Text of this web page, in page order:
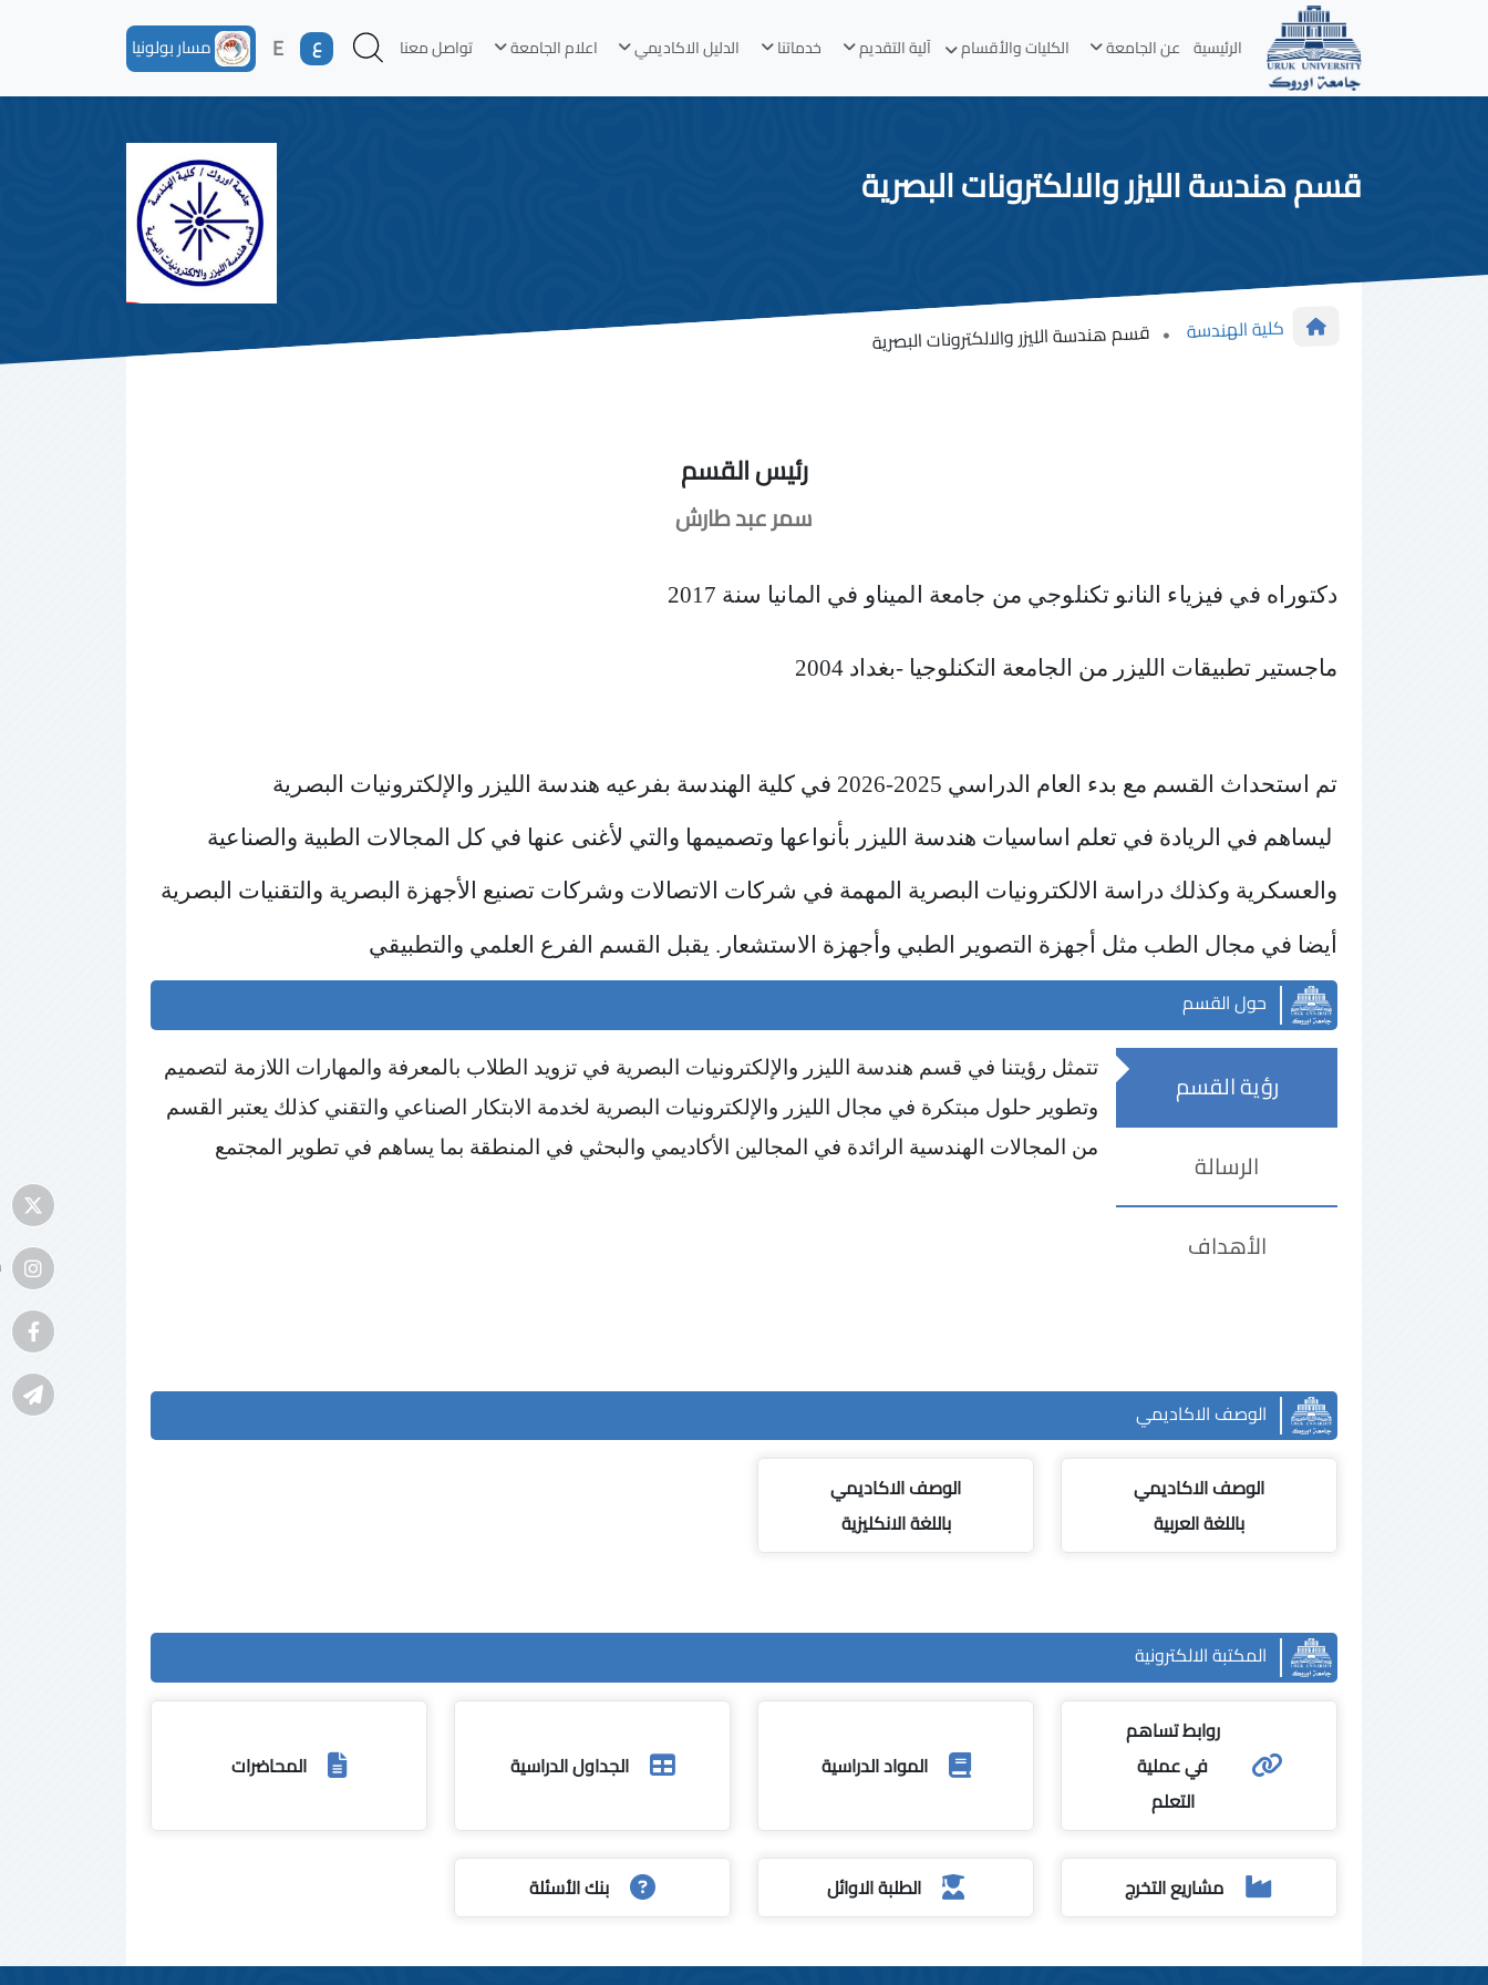
الرئيسية عن الجامعة الكليات والأقسام آلية التقديم خدماتنا الدليل الاكاديمي اعلام الجامعة تواصل معنا ع E مسار بولونيا
قسم هندسة الليزر والالكترونات البصرية
كلية الهندسة قسم هندسة الليزر والالكترونات البصرية
رئيس القسم
سمر عبد طارش
دكتوراه في فيزياء النانو تكنلوجي من جامعة الميناو في المانيا سنة 2017
ماجستير تطبيقات الليزر من الجامعة التكنلوجيا -بغداد 2004
تم استحداث القسم مع بدء العام الدراسي 2025-2026 في كلية الهندسة بفرعيه هندسة الليزر والإلكترونيات البصرية
ليساهم في الريادة في تعلم اساسيات هندسة الليزر بأنواعها وتصميمها والتي لأغنى عنها في كل المجالات الطبية والصناعية
والعسكرية وكذلك دراسة الالكترونيات البصرية المهمة في شركات الاتصالات وشركات تصنيع الأجهزة البصرية والتقنيات البصرية
أيضا في مجال الطب مثل أجهزة التصوير الطبي وأجهزة الاستشعار. يقبل القسم الفرع العلمي والتطبيقي
حول القسم
رؤية القسم
الرسالة
الأهداف
تتمثل رؤيتنا في قسم هندسة الليزر والإلكترونيات البصرية في تزويد الطلاب بالمعرفة والمهارات اللازمة لتصميم
وتطوير حلول مبتكرة في مجال الليزر والإلكترونيات البصرية لخدمة الابتكار الصناعي والتقني كذلك يعتبر القسم
من المجالات الهندسية الرائدة في المجالين الأكاديمي والبحثي في المنطقة بما يساهم في تطوير المجتمع
الوصف الاكاديمي
الوصف الاكاديمي
باللغة العربية
الوصف الاكاديمي
باللغة الانكليزية
المكتبة الالكترونية
روابط تساهم
في عملية
التعلم
المواد الدراسية الجداول الدراسية المحاضرات
مشاريع التخرج الطلبة الاوائل بنك الأسئلة